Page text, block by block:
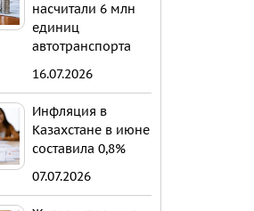
насчитали 6 млн
единиц
автотранспорта
16.07.2026
Инфляция в
Казахстане в июне
составила 0,8%
07.07.2026